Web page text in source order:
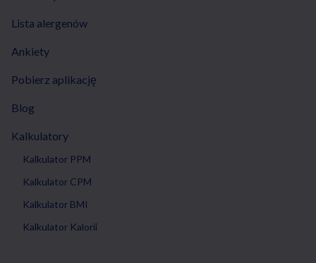
Lista alergenów
Ankiety
Pobierz aplikację
Blog
Kalkulatory
Kalkulator PPM
Kalkulator CPM
Kalkulator BMI
Kalkulator Kalorii